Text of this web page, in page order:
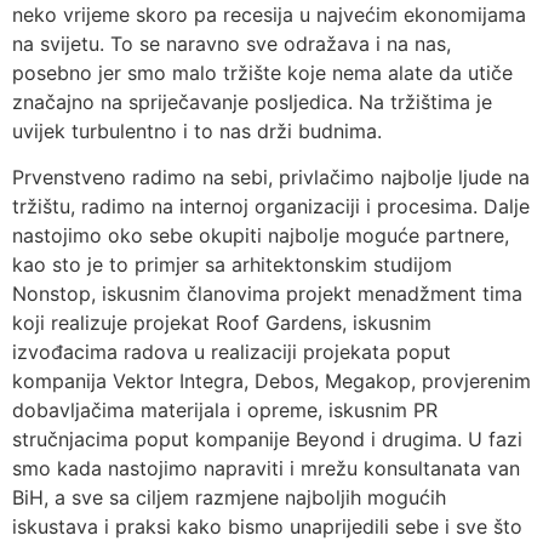
neko vrijeme skoro pa recesija u najvećim ekonomijama
na svijetu. To se naravno sve odražava i na nas,
posebno jer smo malo tržište koje nema alate da utiče
značajno na spriječavanje posljedica. Na tržištima je
uvijek turbulentno i to nas drži budnima.
Prvenstveno radimo na sebi, privlačimo najbolje ljude na
tržištu, radimo na internoj organizaciji i procesima. Dalje
nastojimo oko sebe okupiti najbolje moguće partnere,
kao sto je to primjer sa arhitektonskim studijom
Nonstop, iskusnim članovima projekt menadžment tima
koji realizuje projekat Roof Gardens, iskusnim
izvođacima radova u realizaciji projekata poput
kompanija Vektor Integra, Debos, Megakop, provjerenim
dobavljačima materijala i opreme, iskusnim PR
stručnjacima poput kompanije Beyond i drugima. U fazi
smo kada nastojimo napraviti i mrežu konsultanata van
BiH, a sve sa ciljem razmjene najboljih mogućih
iskustava i praksi kako bismo unaprijedili sebe i sve što